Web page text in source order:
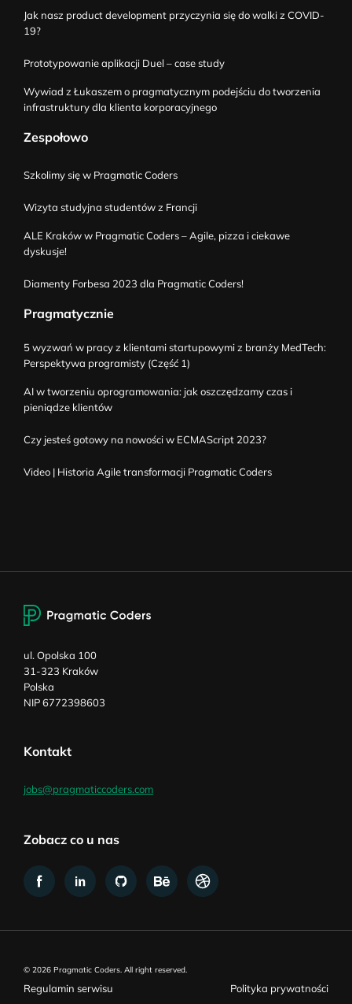
Jak nasz product development przyczynia się do walki z COVID-
19?
Prototypowanie aplikacji Duel – case study
Wywiad z Łukaszem o pragmatycznym podejściu do tworzenia
infrastruktury dla klienta korporacyjnego
Zespołowo
Szkolimy się w Pragmatic Coders
Wizyta studyjna studentów z Francji
ALE Kraków w Pragmatic Coders – Agile, pizza i ciekawe
dyskusje!
Diamenty Forbesa 2023 dla Pragmatic Coders!
Pragmatycznie
5 wyzwań w pracy z klientami startupowymi z branży MedTech:
Perspektywa programisty (Część 1)
AI w tworzeniu oprogramowania: jak oszczędzamy czas i
pieniądze klientów
Czy jesteś gotowy na nowości w ECMAScript 2023?
Video | Historia Agile transformacji Pragmatic Coders
ul. Opolska 100
31-323 Kraków
Polska
NIP 6772398603
Kontakt
jobs@pragmaticcoders.com
Zobacz co u nas
© 2026 Pragmatic Coders. All right reserved.
Regulamin serwisu Polityka prywatności